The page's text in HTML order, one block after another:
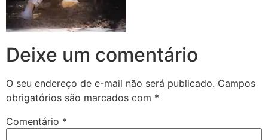
Deixe um comentário
O seu endereço de e-mail não será publicado. Campos
obrigatórios são marcados com *
Comentário *